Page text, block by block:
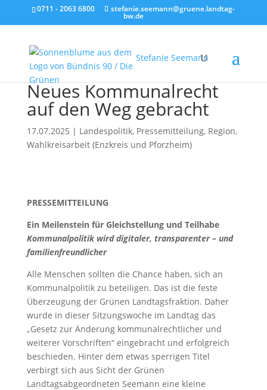
0711 - 2063 6800 stefanie.seemann@gruene.landtag-
bw.de
Stefanie Seemann
Neues Kommunalrecht
auf den Weg gebracht
17.07.2025 | Landespolitik, Pressemitteilung, Region,
Wahlkreisarbeit (Enzkreis und Pforzheim)
PRESSEMITTEILUNG
Ein Meilenstein für Gleichstellung und Teilhabe
Kommunalpolitik wird digitaler, transparenter – und
familienfreundlicher
Alle Menschen sollten die Chance haben, sich an
Kommunalpolitik zu beteiligen. Das ist die feste
Überzeugung der Grünen Landtagsfraktion. Daher
wurde in dieser Sitzungswoche im Landtag das
„Gesetz zur Änderung kommunalrechtlicher und
weiterer Vorschriften“ eingebracht und erfolgreich
beschieden. Hinter dem etwas sperrigen Titel
verbirgt sich aus Sicht der Grünen
Landtagsabgeordneten Seemann eine kleine